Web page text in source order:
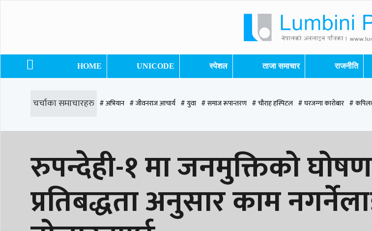
HOME UNICODE स्पेशल ताजा समाचार राजनीति
चर्चाका समाचारहरु # अभियान # जीवनराज आचार्य # युवा # समाज रूपान्तरण # चौराह हस्पिटल # घरजग्गा कारोबार #
# समृद्धि एकेडेमी # काङ्ग्रेस # नेपाली कांग्रेस # बुटवल # राजधानी # रुपन्देही # रुपन्देही २ # नेकपा # रुपन्देही १ # चुन्न पौडेल
# प्रतिनिधि सभा
रुपन्देही-१ मा जनमुक्तिको
प्रतिबद्धता अनुसार काम